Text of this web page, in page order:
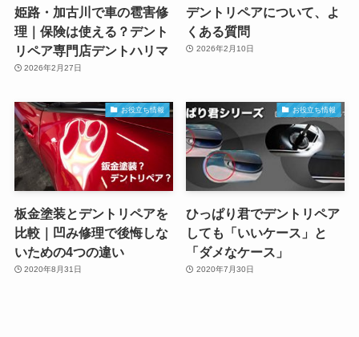
姫路・加古川で車の雹害修
理｜保険は使える？デント
リペア専門店デントハリマ
2026年2月27日
デントリペアについて、よ
くある質問
2026年2月10日
お役立ち情報
板金塗装とデントリペアを
比較｜凹み修理で後悔しな
いための4つの違い
2020年8月31日
お役立ち情報
ひっぱり君でデントリペア
しても「いいケース」と
「ダメなケース」
2020年7月30日